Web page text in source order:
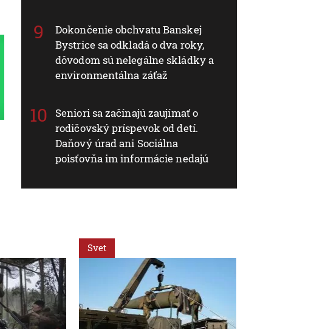
Dokončenie obchvatu Banskej
Bystrice sa odkladá o dva roky,
dôvodom sú nelegálne skládky a
environmentálna záťaž
Seniori sa začínajú zaujímať o
rodičovský príspevok od detí.
Daňový úrad ani Sociálna
poisťovňa im informácie nedajú
Svet